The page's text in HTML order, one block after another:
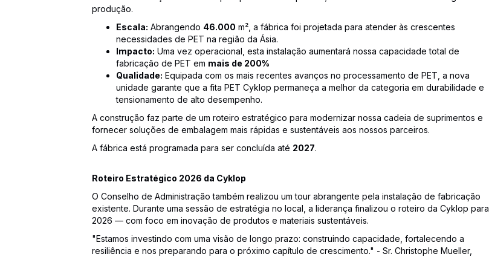
produção.
Escala: Abrangendo 46.000 m², a fábrica foi projetada para atender às crescentes
necessidades de PET na região da Ásia.
Impacto: Uma vez operacional, esta instalação aumentará nossa capacidade total de
fabricação de PET em mais de 200%
Qualidade: Equipada com os mais recentes avanços no processamento de PET, a nova
unidade garante que a fita PET Cyklop permaneça a melhor da categoria em durabilidade e
tensionamento de alto desempenho.
A construção faz parte de um roteiro estratégico para modernizar nossa cadeia de suprimentos e
fornecer soluções de embalagem mais rápidas e sustentáveis aos nossos parceiros.
A fábrica está programada para ser concluída até 2027.
Roteiro Estratégico 2026 da Cyklop
O Conselho de Administração também realizou um tour abrangente pela instalação de fabricação
existente. Durante uma sessão de estratégia no local, a liderança finalizou o roteiro da Cyklop para
2026 — com foco em inovação de produtos e materiais sustentáveis.
"Estamos investindo com uma visão de longo prazo: construindo capacidade, fortalecendo a
resiliência e nos preparando para o próximo capítulo de crescimento." - Sr. Christophe Mueller,